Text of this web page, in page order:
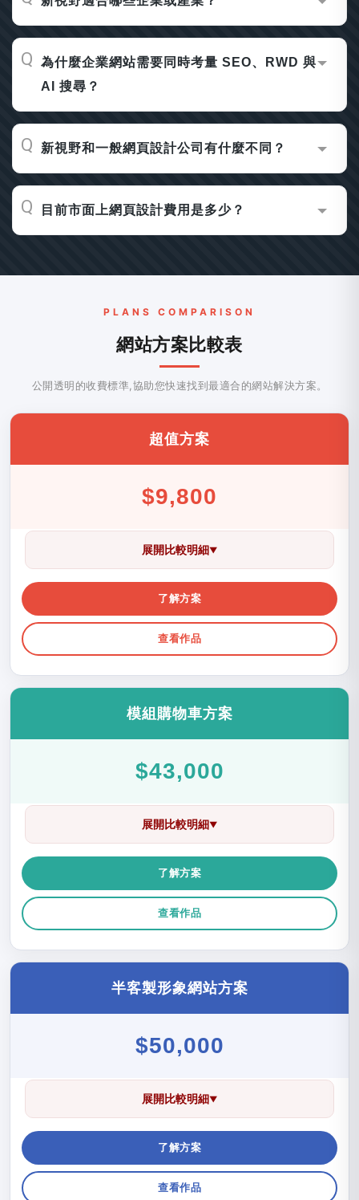
為什麼企業網站需要同時考量 SEO、RWD 與
AI 搜尋？
新視野和一般網頁設計公司有什麼不同？
目前市面上網頁設計費用是多少？
PLANS COMPARISON
網站方案比較表
公開透明的收費標準,協助您快速找到最適合的網站解決方案。
超值方案
$9,800
展開比較明細▼
了解方案
查看作品
模組購物車方案
$43,000
展開比較明細▼
了解方案
查看作品
半客製形象網站方案
$50,000
展開比較明細▼
了解方案
查看作品